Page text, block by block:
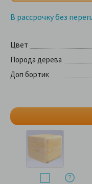
В рассрочку без
Цвет
Порода дерева
Доп бортик